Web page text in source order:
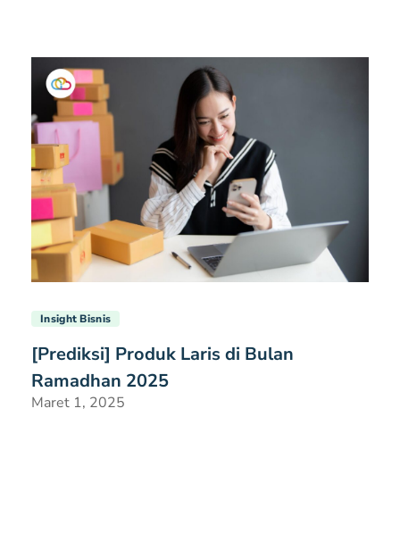
Insight Bisnis
[Prediksi] Produk Laris di Bulan
Ramadhan 2025
Maret 1, 2025